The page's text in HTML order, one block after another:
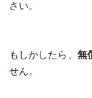
さい。
もしかしたら、 無
せん。